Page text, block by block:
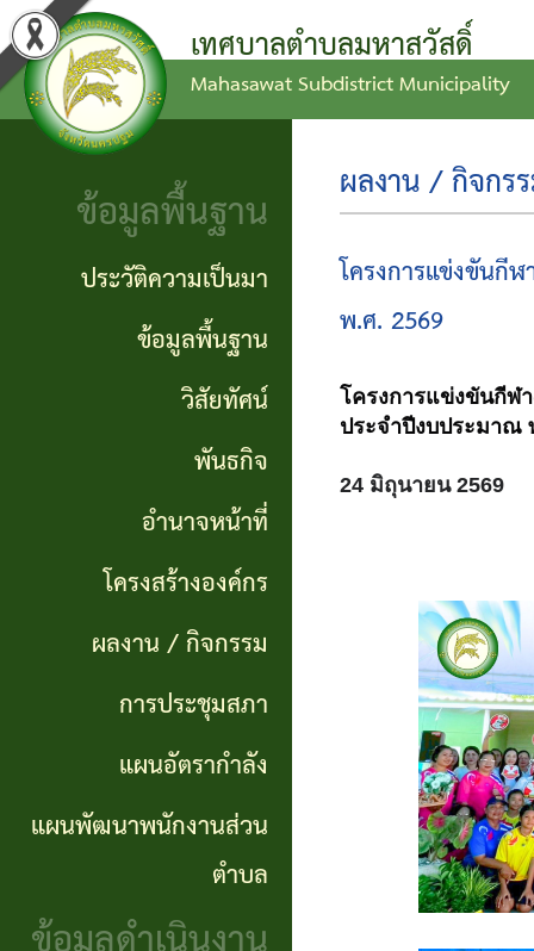
ข่าว
ประกาศ
ทั่วไป
ประกาศ
จัดซื้อ
จัดจ้าง
รายงาน
จัดซื้อ
จัดจ้าง
ข่าว
จัด
ซื้อ
จ้าง
ข้อ
งบ
ประมาณ
แผน
พัฒนา
แผนการ
ดำเนิน
งาน
แผนการ
จัดซื้อ
ราย
ประวัติ
เป็นมา
ข้อมูล
พื้น
ฐาน
กิจ
หน้าที่
โครงสร้าง
องค์กร
เทศบาลตำบลมหาสวัสดิ์
Mahasawat Subdistrict Municipality
ข้อมูลพื้นฐาน
ประวัติความเป็นมา
ข้อมูลพื้นฐาน
วิสัยทัศน์
พันธกิจ
อำนาจหน้าที่
โครงสร้างองค์กร
ผลงาน / กิจกรรม
การประชุมสภา
แผนอัตรากำลัง
แผนพัฒนาพนักงานส่วน
ตำบล
ผลงาน / กิจกร
โครงการแข่งขันกี
พ.ศ. 2569
โครงการแข่งขันกีฬ
ประจำปีงบประมาณ
24 มิถุนายน 2569